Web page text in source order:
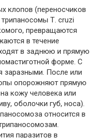
клопов (переносчиков
Т. cruzi
превращаются
в течение
в заднюю и прямую
форме. С
заразными. После или
опорожняют прямую
кожу человека или
оболочки губ, носа).
относится в
паразитов в